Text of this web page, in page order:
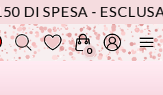
SPESA -
0